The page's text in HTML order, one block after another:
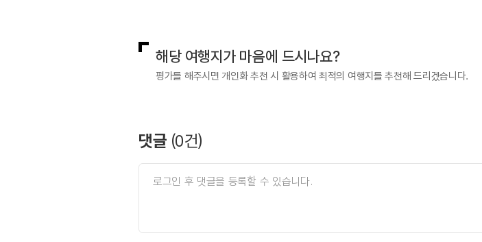
해당 여행지가 마음에 드시나요?
평가를 해주시면 개인화 추천 시 활용하여 최적의 여행지를 추천해 드리겠습니다.
댓글 (0건)